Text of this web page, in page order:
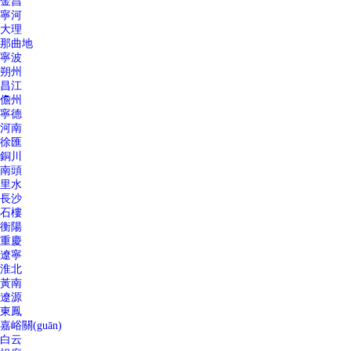
寧河
大理
那曲地
寧波
朔州
昌江
儋州
寧德
河南
徐匯
銅川
南頭
里水
長沙
石樓
衡陽
重慶
遼寧
淮北
黃南
遼源
東鳳
嘉峪關(guān)
白云